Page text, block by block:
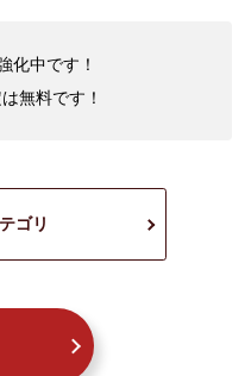
化中です！
無料です！
ゴリ